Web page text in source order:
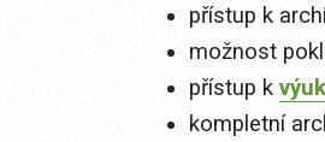
přístup k
možnost
přístup k
kompletní